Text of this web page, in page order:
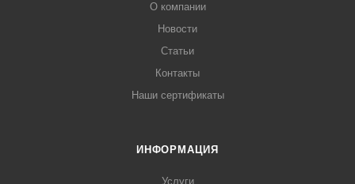
О компании
Новости
Статьи
Контакты
Наши сертификаты
ИНФОРМАЦИЯ
Услуги